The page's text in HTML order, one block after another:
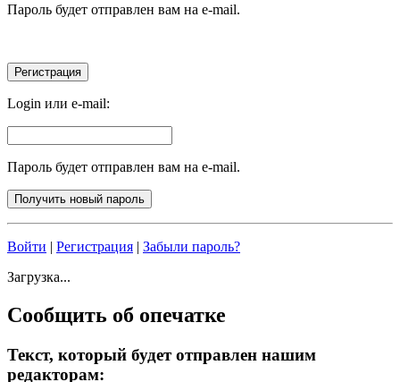
Пароль будет отправлен вам на e-mail.
Login или e-mail:
Пароль будет отправлен вам на e-mail.
Войти | Регистрация | Забыли пароль?
Загрузка...
Сообщить об опечатке
Текст, который будет отправлен нашим
редакторам: